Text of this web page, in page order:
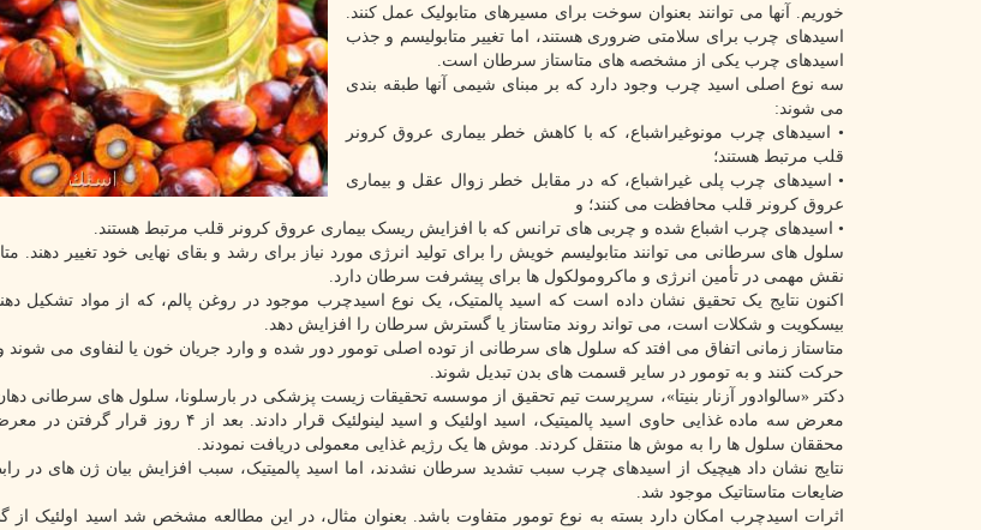
خوریم. آنها می توانند بعنوان سوخت برای مسیرهای متابولیک عمل کنند.
اسیدهای چرب برای سلامتی ضروری هستند، اما تغییر متابولیسم و جذب
اسیدهای چرب یکی از مشخصه های متاستاز سرطان است.
سه نوع اصلی اسید چرب وجود دارد که بر مبنای شیمی آنها طبقه بندی
می شوند:
• اسیدهای چرب مونوغیراشباع، که با کاهش خطر بیماری عروق کرونر
قلب مرتبط هستند؛
• اسیدهای چرب پلی غیراشباع، که در مقابل خطر زوال عقل و بیماری
عروق کرونر قلب محافظت می کنند؛ و
• اسیدهای چرب اشباع شده و چربی های ترانس که با افزایش ریسک بیماری عروق کرونر قلب مرتبط هستند.
سلول های سرطانی می توانند متابولیسم خویش را برای تولید انرژی مورد نیاز برای رشد و بقای نهایی خود تغییر دهند.
نقش مهمی در تأمین انرژی و ماکرومولکول ها برای پیشرفت سرطان دارد.
اکنون نتایج یک تحقیق نشان داده است که اسید پالمتیک، یک نوع اسیدچرب موجود در روغن پالم، که از مواد تشکیل
بیسکویت و شکلات است، می تواند روند متاستاز یا گسترش سرطان را افزایش دهد.
متاستاز زمانی اتفاق می افتد که سلول های سرطانی از توده اصلی تومور دور شده و وارد جریان خون یا لنفاوی می شوند و
حرکت کنند و به تومور در سایر قسمت های بدن تبدیل شوند.
دکتر «سالوادور آزنار بنیتا»، سرپرست تیم تحقیق از موسسه تحقیقات زیست پزشکی در بارسلونا، سلول های سرطانی
معرض سه ماده غذایی حاوی اسید پالمیتیک، اسید اولئیک و اسید
محققان سلول ها را به موش ها منتقل کردند. موش ها یک رژیم غذایی معمولی دریافت نمودند.
نتایج نشان داد هیچیک از اسیدهای چرب سبب تشدید سرطان نشدند، اما اسید پالمیتیک، سبب افزایش بیان ژن های در
ضایعات متاستاتیک موجود شد.
اثرات اسیدچرب امکان دارد بسته به نوع تومور متفاوت باشد. بعنوان مثال، در این مطالعه مشخص شد اسید اولئیک